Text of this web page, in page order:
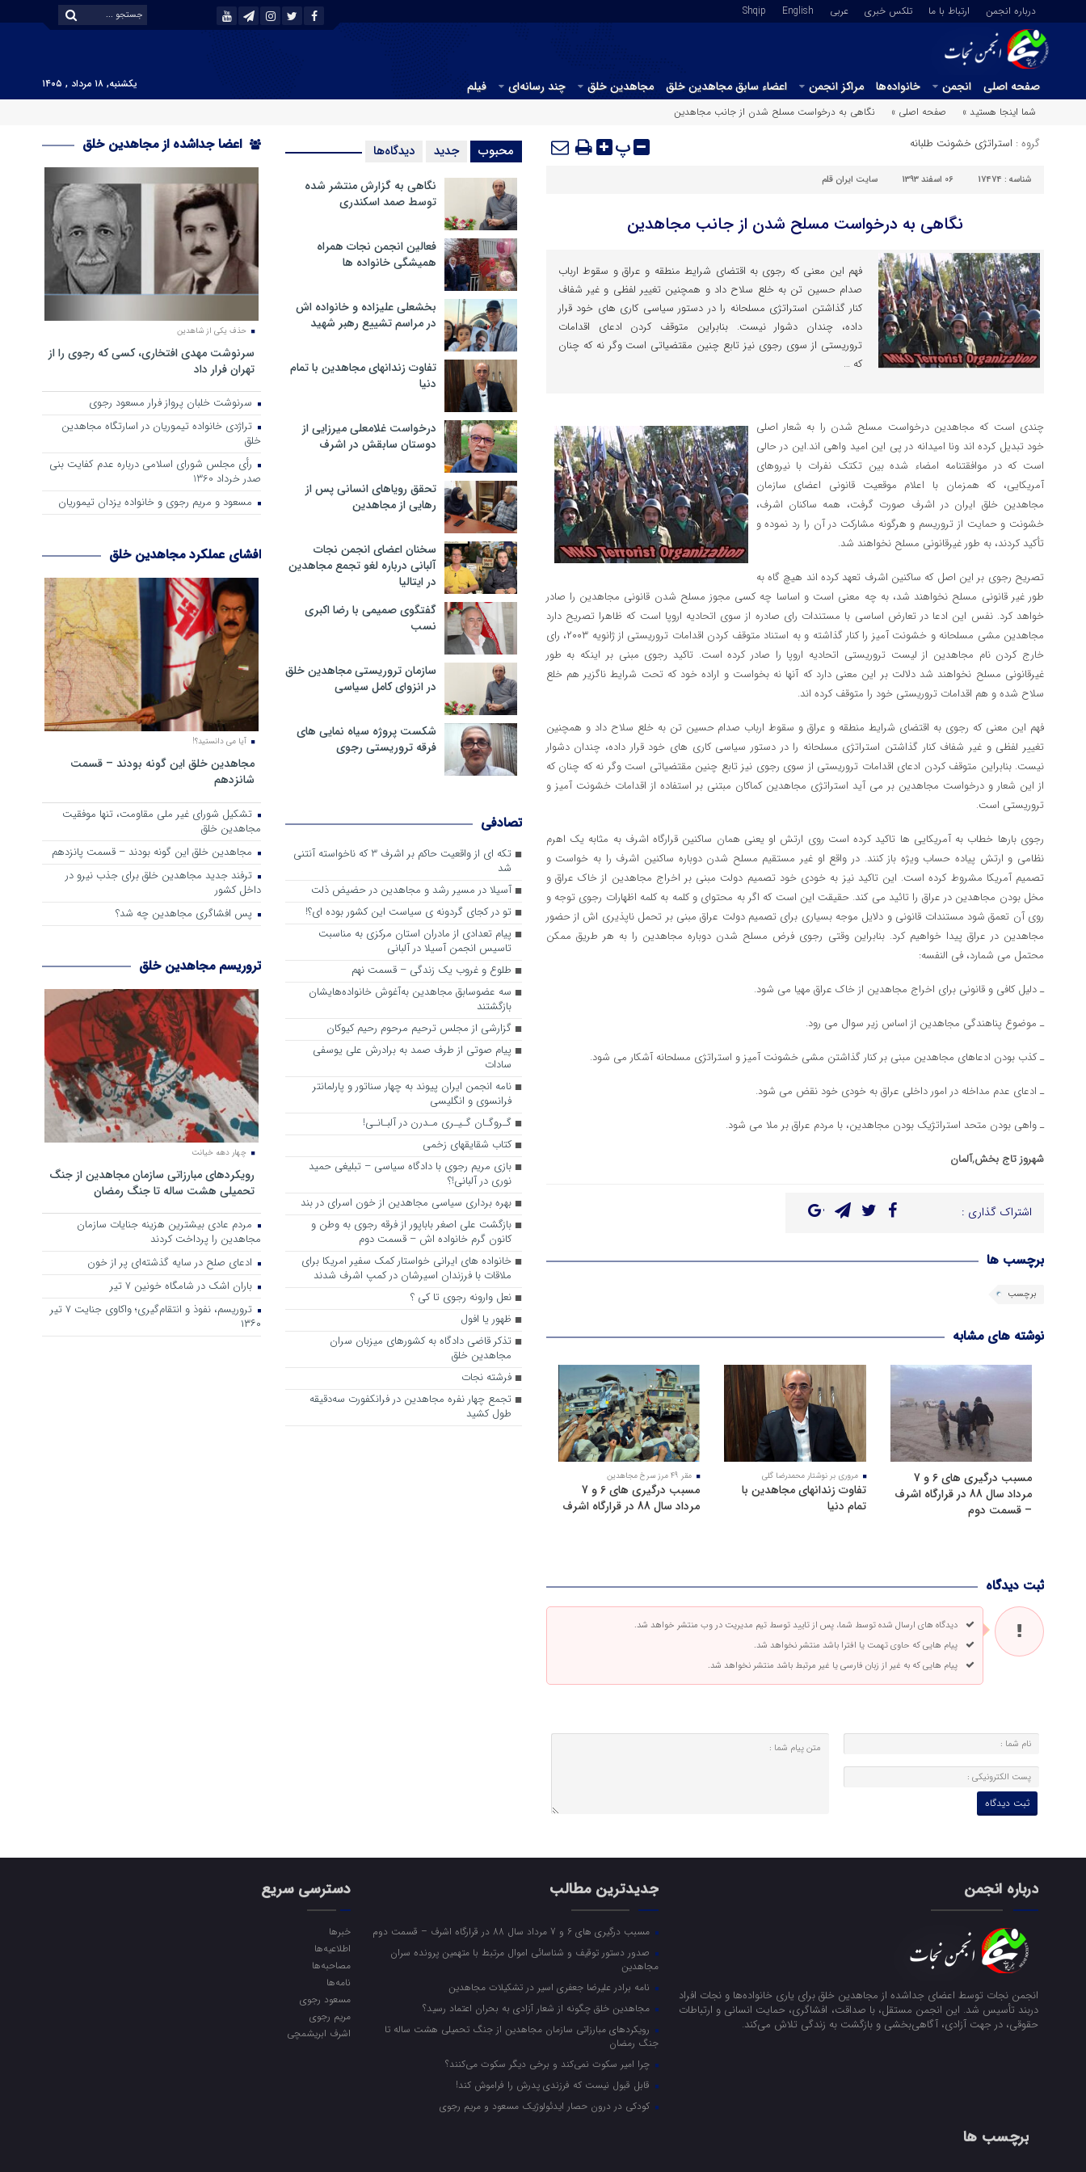
درباره انجمن ارتباط با ما تلکس خبری عربي English
Shqip
صفحه اصلی انجمن خانواده‌ها مراکز انجمن اعضاء سابق مجاهدین خلق مجاهدین خلق چند رسانه‌ای فیلم
یکشنبه, ۱۸ مرداد , ۱۴۰۵
شما اینجا هستید »
صفحه اصلی » نگاهی به درخواست مسلح شدن از جانب مجاهدین
گروه : استراتژی خشونت طلبانه پ
شناسه : 17474 06 اسفند 1393 سایت ایران قلم
نگاهی به درخواست مسلح شدن از جانب مجاهدین
فهم این معنی که رجوی به اقتضای شرایط منطقه و عراق و سقوط ارباب
صدام حسین تن به خلع سلاح داد و همچنین تغییر لفظی و غیر شفاف
کنار گذاشتن استراتژی مسلحانه را در دستور سیاسی کاری های خود قرار
داده، چندان دشوار نیست. بنابراین متوقف کردن ادعای اقدامات
تروریستی از سوی رجوی نیز تابع چنین مقتضیاتی است وگر نه که چنان
که …
چندی است که مجاهدین درخواست مسلح شدن را به شعار اصلی
خود تبدیل کرده اند ونا امیدانه در پی این امید واهی اند.این در حالی
است که در موافقتنامه امضاء شده بین تکتک نفرات با نیروهای
آمریکایی، که همزمان با اعلام موقعیت قانونی اعضای سازمان
مجاهدین خلق ایران در اشرف صورت گرفت، همه ساکنان اشرف،
خشونت و حمایت از تروریسم و هرگونه مشارکت در آن را رد نموده و
تأکید کردند، به‌ طور غیرقانونی مسلح نخواهند شد.
تصریح رجوی بر این اصل که ساکنین اشرف تعهد کرده اند هیچ گاه به
طور غیر قانونی مسلح نخواهند شد، به چه معنی است و اساسا چه کسی مجوز مسلح شدن قانونی مجاهدین را صادر
خواهد کرد. نفس این ادعا در تعارض اساسی با مستندات رای صادره از سوی اتحادیه اروپا است که ظاهرا تصریح دارد
مجاهدین مشی مسلحانه و خشونت آمیز را کنار گذاشته و به استناد متوقف کردن اقدامات تروریستی از ژانویه ۲۰۰۳، رای
خارج کردن نام مجاهدین از لیست تروریستی اتحادیه اروپا را صادر کرده است. تاکید رجوی مبنی بر اینکه به‌ طور
غیرقانونی مسلح نخواهند شد دلالت بر این معنی دارد که آنها نه بخواست و اراده خود که تحت شرایط ناگزیر هم خلع
سلاح شده و هم اقدامات تروریستی خود را متوقف کرده اند.
فهم این معنی که رجوی به اقتضای شرایط منطقه و عراق و سقوط ارباب صدام حسین تن به خلع سلاح داد و همچنین
تغییر لفظی و غیر شفاف کنار گذاشتن استراتژی مسلحانه را در دستور سیاسی کاری های خود قرار داده، چندان دشوار
نیست. بنابراین متوقف کردن ادعای اقدامات تروریستی از سوی رجوی نیز تابع چنین مقتضیاتی است وگر نه که چنان که
از این شعار و درخواست مجاهدین بر می آید استراتژی مجاهدین کماکان مبتنی بر استفاده از اقدامات خشونت آمیز و
تروریستی است.
رجوی بارها خطاب به آمریکایی ها تاکید کرده است روی ارتش او یعنی همان ساکنین قرارگاه اشرف به مثابه یک اهرم
نظامی و ارتش پیاده حساب ویژه باز کنند. در واقع او غیر مستقیم مسلح شدن دوباره ساکنین اشرف را به خواست و
تصمیم آمریکا مشروط کرده است. این تاکید نیز به خودی خود تصمیم دولت مبنی بر اخراج مجاهدین از خاک عراق و
مخل بودن مجاهدین در عراق را تائید می کند. حقیقت این است که اگر به محتوای و کلمه به کلمه اظهارات رجوی توجه و
روی آن تعمق شود مستندات قانونی و دلایل موجه بسیاری برای تصمیم دولت عراق مبنی بر تحمل ناپذیری اش از حضور
مجاهدین در عراق پیدا خواهیم کرد. بنابراین وقتی رجوی فرض مسلح شدن دوباره مجاهدین را به هر طریق ممکن
محتمل می شمارد، فی النفسه:
ـ دلیل کافی و قانونی برای اخراج مجاهدین از خاک عراق مهیا می شود.
ـ موضوع پناهندگی مجاهدین از اساس زیر سوال می رود.
ـ کذب بودن ادعاهای مجاهدین مبنی بر کنار گذاشتن مشی خشونت آمیز و استراتژی مسلحانه آشکار می شود.
ـ ادعای عدم مداخله در امور داخلی عراق به خودی خود نقض می شود.
ـ واهی بودن متحد استراتژیک بودن مجاهدین، با مردم عراق بر ملا می شود.
شهروز تاج بخش,آلمان
اشتراک گذاری :
برچسب ها
برچسب
نوشته های مشابه
مسبب درگیری های 6 و 7
مرداد سال 88 در قرارگاه اشرف
– قسمت دوم
مروری بر نوشتار محمدرضا گلی
تفاوت زندانهای مجاهدین با
تمام دنیا
مقر 49 مرز سرخ مجاهدین
مسبب درگیری های 6 و 7
مرداد سال 88 در قرارگاه اشرف
ثبت دیدگاه
دیدگاه های ارسال شده توسط شما، پس از تایید توسط تیم مدیریت در وب منتشر خواهد شد.
پیام هایی که حاوی تهمت یا افترا باشد منتشر نخواهد شد.
پیام هایی که به غیر از زبان فارسی یا غیر مرتبط باشد منتشر نخواهد شد.
محبوب جدید دیدگاه‌ها
نگاهی به گزارش منتشر شده
توسط صمد اسکندری
فعالین انجمن نجات همراه
همیشگی خانواده ها
بخشعلی علیزاده و خانواده اش
در مراسم تشییع رهبر شهید
تفاوت زندانهای مجاهدین با تمام
دنیا
درخواست غلامعلی میرزایی از
دوستان سابقش در اشرف
تحقق رویاهای انسانی پس از
رهایی از مجاهدین
سخنان اعضای انجمن نجات
آلبانی درباره لغو تجمع مجاهدین
در ایتالیا
گفتگوی صمیمی با رضا اکبری
نسب
سازمان تروریستی مجاهدین خلق
در انزوای کامل سیاسی
شکست پروژه سیاه نمایی های
فرقه تروریستی رجوی
تصادفی
تکه ای از واقعیت حاکم بر اشرف 3 که ناخواسته آنتنی
شد
آسیلا در مسیر رشد و مجاهدین در حضیض ذلت
تو در کجای گردونه ی سیاست این کشور بوده ای؟!
پیام تعدادی از مادران استان مرکزی به مناسبت
تاسیس انجمن آسیلا در آلبانی
طلوع و غروب یک زندگی – قسمت نهم
سه عضوسابق مجاهدین به‌آغوش خانواده‌هایشان
بازگشتند
گزارشی از مجلس ترحیم مرحوم رحیم کیوکان
پیام صوتی از طرف صمد به برادرش علی یوسفی
سادات
نامه انجمن ایران پیوند به چهار سناتور و پارلمانتر
فرانسوی و انگلیسی
گـروگـان گـیـری مـدرن در آلبـانـی!
کتاب شقایقهای زخمی
بازی مریم رجوی با دادگاه سیاسی – تبلیغی حمید
نوری در آلبانی!؟
بهره برداری سیاسی مجاهدین از خون اسرای در بند
بازگشت علی اصغر باباپور از فرقه رجوی به وطن و
کانون گرم خانواده اش – قسمت دوم
خانواده های ایرانی خواستار کمک سفیر امریکا برای
ملاقات با فرزندان اسیرشان در کمپ اشرف شدند
نعل وارونه رجوی تا کی ؟
ظهور یا افول
تذکر قاضی دادگاه به کشورهای میزبان سران
مجاهدین خلق
فرشته نجات
تجمع چهار نفره مجاهدین در فرانکفورت سه‌دقیقه
طول کشید
اعضا جداشده از مجاهدین خلق
حذف یکی از شاهدین
سرنوشت مهدی افتخاری، کسی که رجوی را از
تهران فرار داد
سرنوشت خلبان پرواز فرار مسعود رجوی
تراژدی خانواده تیموریان در اسارتگاه مجاهدین
خلق
رأی مجلس شورای اسلامی درباره عدم كفایت بنی
صدر خرداد 1360
مسعود و مریم رجوی و خانواده یزدان تیموریان
افشای عملکرد مجاهدین خلق
آیا می دانستید؟!
مجاهدین خلق این گونه بودند – قسمت
شانزدهم
تشکیل شورای غیر ملی مقاومت، تنها موفقیت
مجاهدین خلق
مجاهدین خلق این گونه بودند – قسمت پانزدهم
ترفند جدید مجاهدین خلق برای جذب نیرو در
داخل کشور
پس افشاگری مجاهدین چه شد؟
تروریسم مجاهدین خلق
چهار دهه خیانت
رویکرد‌های مبارزاتی سازمان مجاهدین از جنگ
تحمیلی هشت ساله تا جنگ رمضان
مردم عادی بیشترین هزینه جنایات سازمان
مجاهدین را پرداخت کردند
ادعای صلح در سایه گذشته‌ای پر از خون
باران اشک در شامگاه خونین 7 تیر
تروریسم، نفوذ و انتقام‌گیری؛ واکاوی جنایت ۷ تیر
۱۳۶۰
درباره انجمن
انجمن نجات توسط اعضای جداشده از مجاهدین خلق برای یاری خانواده‌ها و نجات افراد
دربند تأسیس شد. این انجمن مستقل، با صداقت، افشاگری، حمایت انسانی و ارتباطات
حقوقی، در جهت آزادی، آگاهی‌بخشی و بازگشت به زندگی تلاش می‌کند.
جدیدترین مطالب
مسبب درگیری های 6 و 7 مرداد سال 88 در قرارگاه اشرف – قسمت دوم
صدور دستور توقیف و شناسائی اموال مرتبط با متهمین پرونده سران
مجاهدین
نامه برادر علیرضا جعفری اسیر در تشکیلات مجاهدین
مجاهدین خلق چگونه از شعار آزادی به بحران اعتماد رسید؟
رویکرد‌های مبارزاتی سازمان مجاهدین از جنگ تحمیلی هشت ساله تا
جنگ رمضان
چرا امیر سکوت نمی‌کند و برخی دیگر سکوت می‌کنند؟
قابل قبول نیست که فرزندی پدرش را فراموش کند!
کودکی در درون حصار ایدئولوژیک مسعود و مریم رجوی
دسترسی سریع
خبرها
اطلاعیه‌ها
مصاحبه‌ها
نامه‌ها
مسعود رجوی
مریم رجوی
اشرف ابریشمچی
برچسب ها